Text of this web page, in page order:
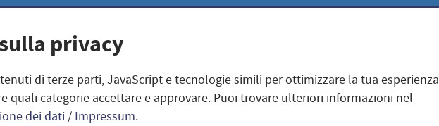
2005
privacy
di terze parti, JavaScript e tecnologie simili per ottimizzare la tua esperienza
quali categorie accettare e approvare. Puoi trovare ulteriori informazioni nel
dei dati / Impressum.